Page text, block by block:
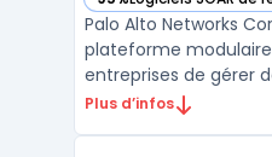
— voir Palo Alto
Palo Alto Networks
plateforme
entreprises de gérer
leurs opérations de
Plus d’infos